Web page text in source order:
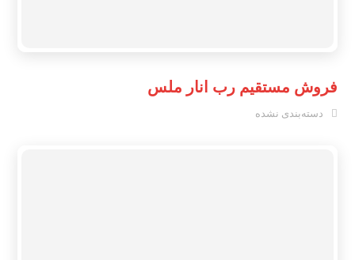
فروش مستقیم رب انار ملس
دسته‌بندی نشده